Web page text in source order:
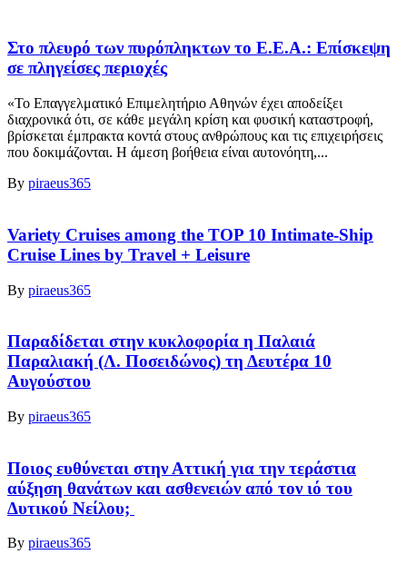
Στο πλευρό των πυρόπληκτων το Ε.Ε.Α.: Επίσκεψη
σε πληγείσες περιοχές
«Το Επαγγελματικό Επιμελητήριο Αθηνών έχει αποδείξει
διαχρονικά ότι, σε κάθε μεγάλη κρίση και φυσική καταστροφή,
βρίσκεται έμπρακτα κοντά στους ανθρώπους και τις επιχειρήσεις
που δοκιμάζονται. Η άμεση βοήθεια είναι αυτονόητη,...
By piraeus365
Variety Cruises among the TOP 10 Intimate-Ship
Cruise Lines by Travel + Leisure
By piraeus365
Παραδίδεται στην κυκλοφορία η Παλαιά
Παραλιακή (Λ. Ποσειδώνος) τη Δευτέρα 10
Αυγούστου
By piraeus365
Ποιος ευθύνεται στην Αττική για την τεράστια
αύξηση θανάτων και ασθενειών από τον ιό του
Δυτικού Νείλου;
By piraeus365